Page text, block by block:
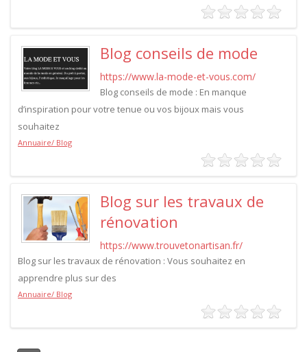
Blog conseils de mode
https://www.la-mode-et-vous.com/
Blog conseils de mode : En manque
d’inspiration pour votre tenue ou vos bijoux mais vous
souhaitez
Annuaire/ Blog
Blog sur les travaux de
rénovation
https://www.trouvetonartisan.fr/
Blog sur les travaux de rénovation : Vous souhaitez en
apprendre plus sur des
Annuaire/ Blog